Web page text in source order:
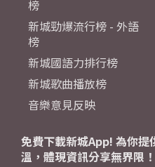
榜
新城勁爆流行榜 - 外語
榜
新城國語力排行榜
新城歌曲播放榜
音樂意見反映
免費下載新城App! 為你提
溫，體現資訊分享無界限！